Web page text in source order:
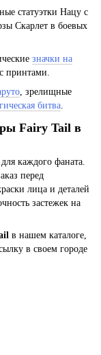
статуэтки Нацу с
Скарлет в боевых
значки на
с принтами.
, зрелищные
битва.
Fairy Tail в
каждого фаната.
перед
лица и деталей
застежек на
в нашем каталоге,
в своем городе